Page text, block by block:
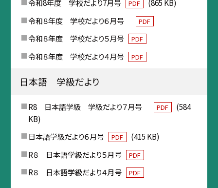
令和8年度 学校だより7月号 PDF
(865 KB)
令和８年度 学校だより６月号
PDF
令和８年度 学校だより５月号 PDF
令和８年度 学校だより４月号 PDF
日本語 学級だより
R8 日本語学級 学級だより７月号 PDF
(584
KB)
日本語学級だより６月号
PDF
(415 KB)
R８ 日本語学級だより５月号
PDF
R８ 日本語学級だより４月号 PDF